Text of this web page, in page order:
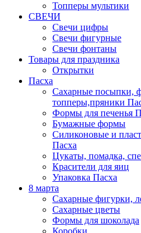
Топперы мультики
СВЕЧИ
Свечи цифры
Свечи фигурные
Свечи фонтаны
Товары для праздника
Открытки
Пасха
Сахарные посыпки,
топперы,пряники
Формы для печенья
Бумажные формы
Силиконовые и
Пасха
Цукаты, помадка,
Красители для яиц
Упаковка Пасха
8 марта
Сахарные фигурки,
Сахарные цветы
Формы для шоколада
Коробки